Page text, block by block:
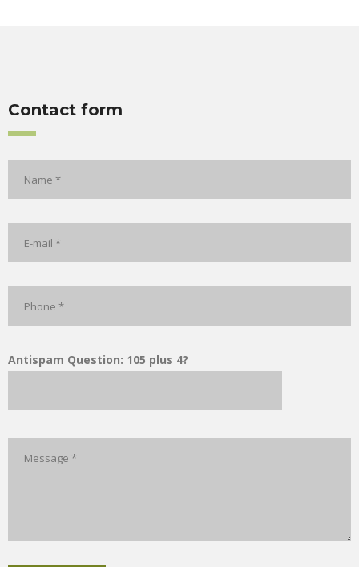
Contact form
Antispam Question: 105 plus 4?